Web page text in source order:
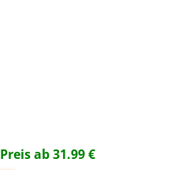
Preis ab31.99€